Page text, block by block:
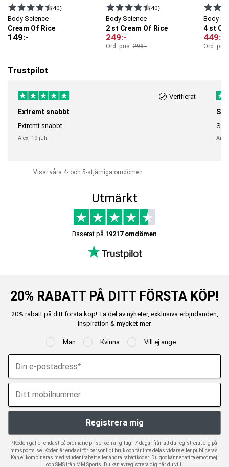
(40)
Body Science
Cream Of Rice
149:-
(40)
Body Science
2 st Cream Of Rice
249:-
Ord. pris:298:-
Body
4 st
449:-
Ord.
Trustpilot
Verifierat
Extremt snabbt
Extremt snabbt
Alex, 19 juli
Visar våra 4- och 5-stjärniga omdömen
Utmärkt
Baserat på 19217 omdömen
20% RABATT PÅ DITT FÖRSTA KÖP!
20% rabatt på ditt första köp! Ta del av nyheter, exklusiva erbjudanden,
inspiration & mycket mer.
Man Kvinna Vill ej ange
*Koden gäller endast på ordinarie priser och är giltig i 7 dagar från att du registrerat dig på
mmsports.se. Koden är endast för personligt bruk och får inte delas vidare eller publiceras.
Kan ej kombineras med studentrabatt eller andra rabattkoder. Du godkänner att ta emot mejl
och SMS från MM Sports. Du kan avregistrera dig när du vill!